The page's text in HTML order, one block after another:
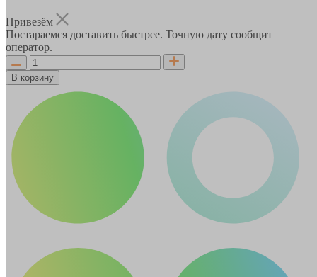
Привезём
Постараемся доставить быстрее. Точную дату сообщит
оператор.
В корзину